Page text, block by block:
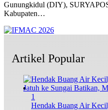
Gunungkidul (DIY),
Kabupaten…
Artikel Popular
1
Hendak Buang Air